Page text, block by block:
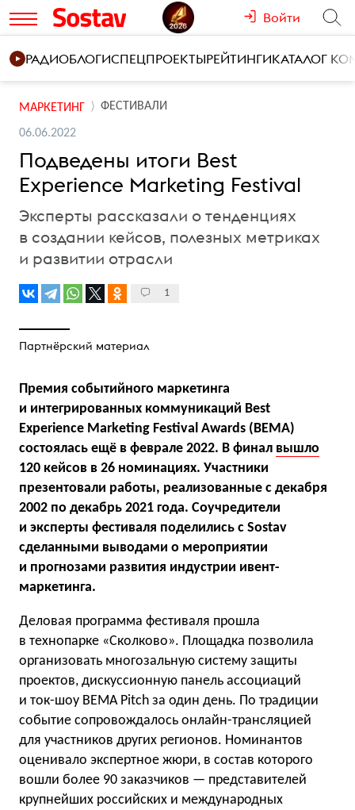
Войти
РАДИОБЛОГИСПЕЦПРОЕКТЫРЕЙТИНГИКАТАЛОГ
МАРКЕТИНГ ФЕСТИВАЛИ
06.06.2022
Подведены итоги Best
Experience Marketing Festival
Эксперты рассказали о тенденциях
в создании кейсов, полезных метриках
и развитии отрасли
1
Партнёрский материал
Премия событийного маркетинга
и интегрированных коммуникаций Best
Experience Marketing Festival Awards (BEMA)
состоялась ещё в феврале 2022. В финал вышло
120 кейсов в 26 номинациях. Участники
презентовали работы, реализованные с декабря
2002 по декабрь 2021 года. Соучредители
и эксперты фестиваля поделились с Sostav
сделанными выводами о мероприятии
и прогнозами развития индустрии ивент-
маркетинга.
Деловая программа фестиваля прошла
в технопарке «Сколково». Площадка позволила
организовать многозальную систему защиты
проектов, дискуссионную панель ассоциаций
и ток-шоу BEMA Pitch за один день. По традиции
событие сопровождалось онлайн-трансляцией
для участников других регионов. Номинантов
оценивало экспертное жюри, в состав которого
вошли более 90 заказчиков — представителей
крупнейших российских и международных